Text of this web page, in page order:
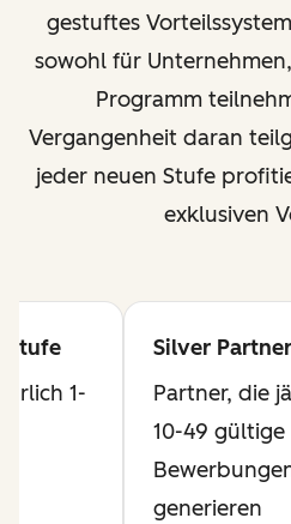
gestuftes
sowohl für
Programm
Vergangenheit daran
jeder neuen Stufe
exklusiven
Stufe
1-
Silver Partner
Partner, die
10-49 gültige
generieren